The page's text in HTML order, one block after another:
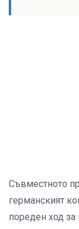
Съвместното
германският
пореден ход за